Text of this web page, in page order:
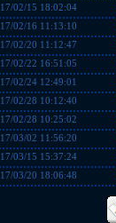
17/02/15 18:02:04
17/02/16 11:13:10
17/02/20 11:12:47
17/02/22 16:51:05
17/02/24 12:49:01
17/02/28 10:12:40
17/02/28 10:25:02
17/03/02 11:56:20
17/03/15 15:37:24
17/03/20 18:06:48